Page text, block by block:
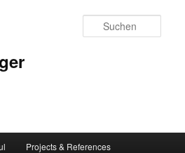
Projects & References